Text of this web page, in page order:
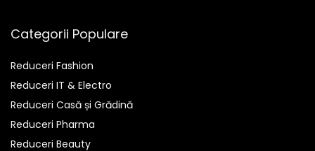
Categorii Populare
Reduceri Fashion
Reduceri IT & Electro
Reduceri Casă și Grădină
Reduceri Pharma
Reduceri Beauty